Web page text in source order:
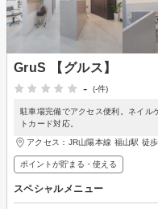
GruS 【グルス】
-
(-件)
駐車場完備でアクセス便利。ネイル
トカード対応。
アクセス：JR山陽本線 福山駅 徒
ポイントが貯まる・使える
スペシャルメニュー